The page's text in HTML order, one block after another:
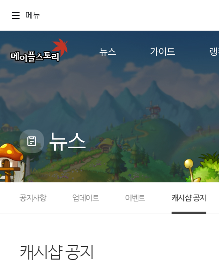
메뉴
뉴스
공지사항
업데이트
캐시샵 공지
메이플 알림판
with maple
가이드
게임정보
직업소개
확률형 아이템
NEXON NOW
뉴스
공지사항 업데이트 이벤트 캐시샵 공지
캐시샵 공지